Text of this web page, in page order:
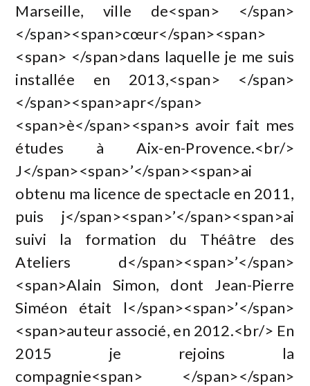
Marseille, ville de<span> </span>
</span><span>cœur</span><span>
<span> </span>dans laquelle je me suis
installée en 2013,<span> </span>
</span><span>apr</span>
<span>è</span><span>s avoir fait mes
études à Aix-en-Provence.<br/>
J</span><span>’</span><span>ai
obtenu ma licence de spectacle en 2011,
puis j</span><span>’</span><span>ai
suivi la formation du Théâtre des
Ateliers d</span><span>’</span>
<span>Alain Simon, dont Jean-Pierre
Siméon était l</span><span>’</span>
<span>auteur associé, en 2012.<br/> En
2015 je rejoins la
compagnie<span> </span></span>